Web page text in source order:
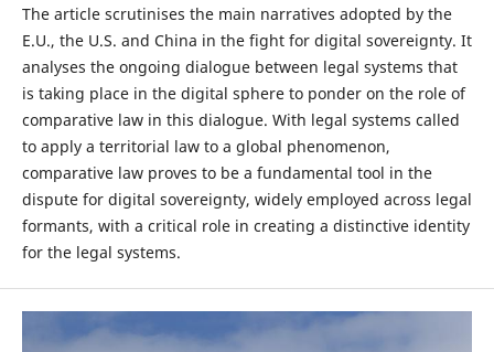
The article scrutinises the main narratives adopted by the
E.U., the U.S. and China in the fight for digital sovereignty. It
analyses the ongoing dialogue between legal systems that
is taking place in the digital sphere to ponder on the role of
comparative law in this dialogue. With legal systems called
to apply a territorial law to a global phenomenon,
comparative law proves to be a fundamental tool in the
dispute for digital sovereignty, widely employed across legal
formants, with a critical role in creating a distinctive identity
for the legal systems.